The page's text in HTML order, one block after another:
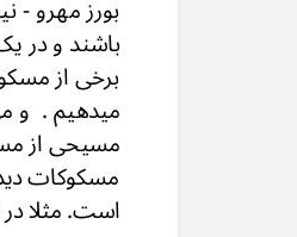
برخی از
است. مثلا در سكۀ